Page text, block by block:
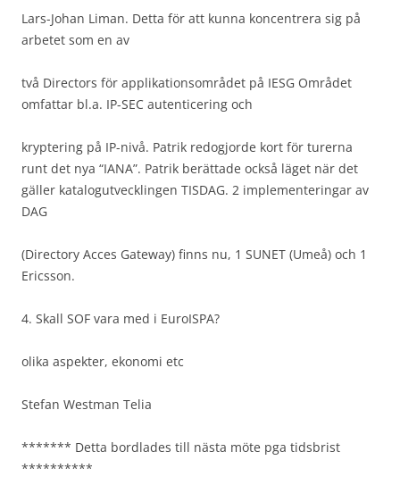
Lars-Johan Liman. Detta för att kunna koncentrera sig på
arbetet som en av
två Directors för applikationsområdet på IESG Området
omfattar bl.a. IP-SEC autenticering och
kryptering på IP-nivå. Patrik redogjorde kort för turerna
runt det nya “IANA”. Patrik berättade också läget när det
gäller katalogutvecklingen TISDAG. 2 implementeringar av
DAG
(Directory Acces Gateway) finns nu, 1 SUNET (Umeå) och 1
Ericsson.
4. Skall SOF vara med i EuroISPA?
olika aspekter, ekonomi etc
Stefan Westman Telia
******* Detta bordlades till nästa möte pga tidsbrist
**********